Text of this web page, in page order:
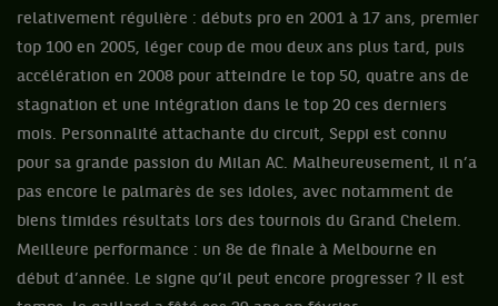
relativement régulière : débuts pro en 2001 à 17 ans, premier
top 100 en 2005, léger coup de mou deux ans plus tard, puis
accélération en 2008 pour atteindre le top 50, quatre ans de
stagnation et une intégration dans le top 20 ces derniers
mois. Personnalité attachante du circuit, Seppi est connu
pour sa grande passion du Milan AC. Malheureusement, il n’a
pas encore le palmarès de ses idoles, avec notamment de
biens timides résultats lors des tournois du Grand Chelem.
Meilleure performance : un 8e de finale à Melbourne en
début d’année. Le signe qu’il peut encore progresser ? Il est